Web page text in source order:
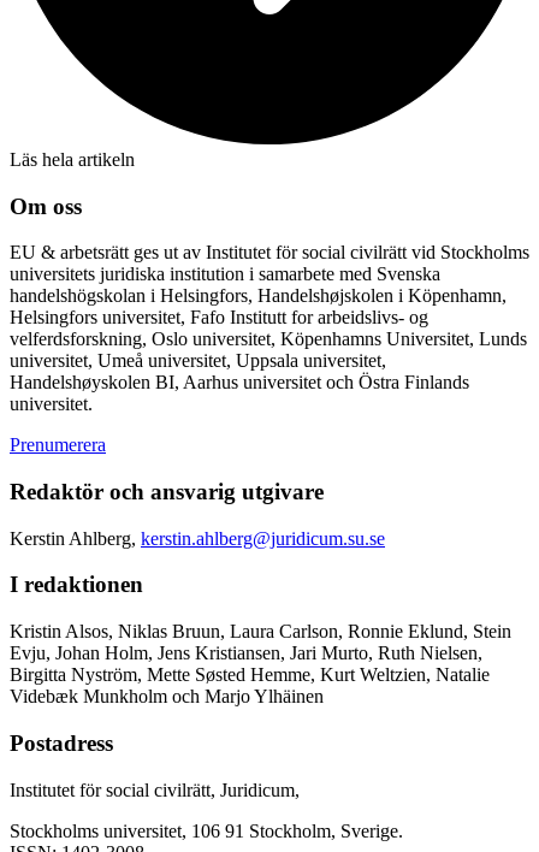
Läs hela artikeln
Om oss
EU & arbetsrätt ges ut av Institutet för social civilrätt vid Stockholms
universitets juridiska institution i samarbete med Svenska
handelshögskolan i Helsingfors, Handelshøjskolen i Köpenhamn,
Helsingfors universitet, Fafo Institutt for arbeidslivs- og
velferdsforskning, Oslo universitet, Köpenhamns Universitet, Lunds
universitet, Umeå universitet, Uppsala universitet,
Handelshøyskolen BI, Aarhus universitet och Östra Finlands
universitet.
Prenumerera
Redaktör och ansvarig utgivare
Kerstin Ahlberg, kerstin.ahlberg@juridicum.su.se
I redaktionen
Kristin Alsos, Niklas Bruun, Laura Carlson, Ronnie Eklund, Stein
Evju, Johan Holm, Jens Kristiansen, Jari Murto, Ruth Nielsen,
Birgitta Nyström, Mette Søsted Hemme, Kurt Weltzien, Natalie
Videbæk Munkholm och Marjo Ylhäinen
Postadress
Institutet för social civilrätt, Juridicum,
Stockholms universitet, 106 91 Stockholm, Sverige.